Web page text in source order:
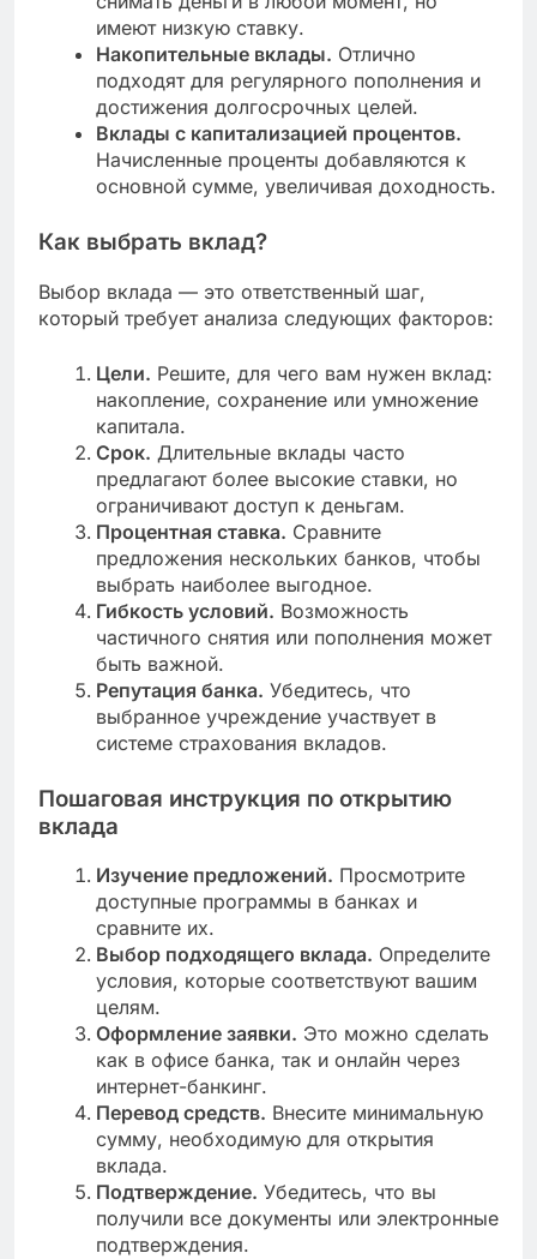
имеют низкую ставку.
Накопительные вклады. Отлично
подходят для регулярного пополнения и
достижения долгосрочных целей.
Вклады с капитализацией процентов.
Начисленные проценты добавляются к
основной сумме, увеличивая доходность.
Как выбрать вклад?
Выбор вклада — это ответственный шаг,
который требует анализа следующих факторов:
Цели. Решите, для чего вам нужен вклад:
накопление, сохранение или умножение
капитала.
Срок. Длительные вклады часто
предлагают более высокие ставки, но
ограничивают доступ к деньгам.
Процентная ставка. Сравните
предложения нескольких банков, чтобы
выбрать наиболее выгодное.
Гибкость условий. Возможность
частичного снятия или пополнения может
быть важной.
Репутация банка. Убедитесь, что
выбранное учреждение участвует в
системе страхования вкладов.
Пошаговая инструкция по открытию
вклада
Изучение предложений. Просмотрите
доступные программы в банках и
сравните их.
Выбор подходящего вклада. Определите
условия, которые соответствуют вашим
целям.
Оформление заявки. Это можно сделать
как в офисе банка, так и онлайн через
интернет-банкинг.
Перевод средств. Внесите минимальную
сумму, необходимую для открытия
вклада.
Подтверждение. Убедитесь, что вы
получили все документы или электронные
подтверждения.